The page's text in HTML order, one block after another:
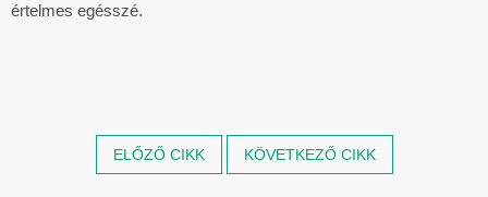
értelmes egésszé.
ELŐZŐ CIKK KÖVETKEZŐ CIKK